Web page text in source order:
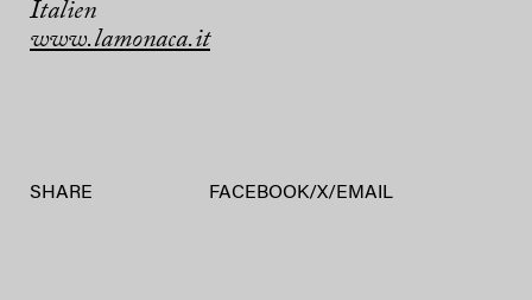
Italien
www.lamonaca.it
SHARE FACEBOOK/X/ EMAIL